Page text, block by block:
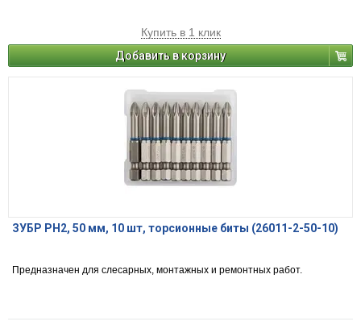
Купить в 1 клик
Добавить в корзину
ЗУБР PH2, 50 мм, 10 шт, торсионные биты (26011-2-50-10)
Предназначен для слесарных, монтажных и ремонтных работ.